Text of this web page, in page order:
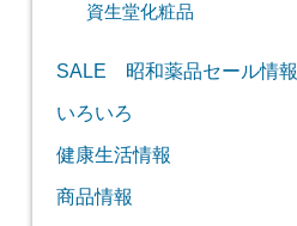
資生堂化粧品
SALE 昭和薬品セール情報
いろいろ
健康生活情報
商品情報